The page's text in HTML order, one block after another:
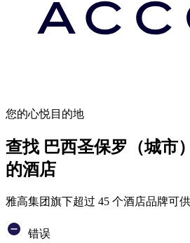
您的心悦目的地
查找 巴西圣保罗（城市
的酒店
雅高集团旗下超过 45 个酒店品牌可
错误